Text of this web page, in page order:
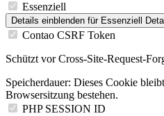
Essenziell
Details einblenden für Essenziell
Contao CSRF Token
Schützt vor Cross-Site-Request-
Speicherdauer: Dieses Cookie
Browsersitzung bestehen.
PHP SESSION ID